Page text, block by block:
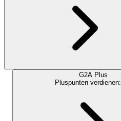
G2A Plus
Pluspunten verdienen: